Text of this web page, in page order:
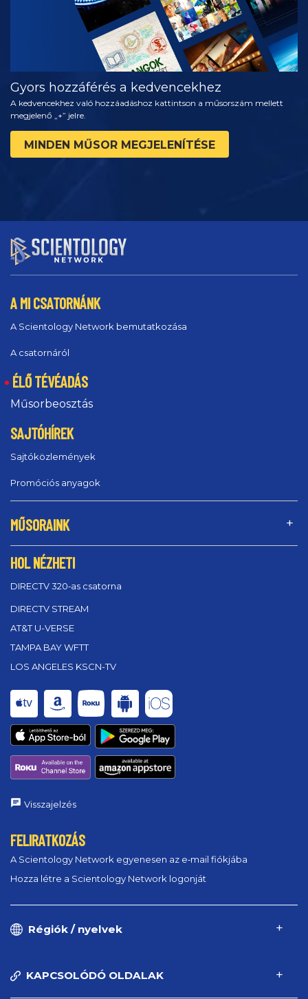
Gyors hozzáférés a kedvencekhez
A kedvencekhez való hozzáadáshoz kattintson a műsorszám mellett
megjelenő „+” jelre.
MINDEN MŰSOR MEGJELENÍTÉSE
A MI CSATORNÁNK
A Scientology Network bemutatkozása
A csatornáról
ÉLŐ TÉVÉADÁS
Műsorbeosztás
SAJTÓHÍREK
Sajtóközlemények
Promóciós anyagok
MŰSORAINK
HOL NÉZHETI
DIRECTV 320‑as csatorna
DIRECTV STREAM
AT&T U-VERSE
TAMPA BAY WFTT
LOS ANGELES KSCN-TV
Visszajelzés
FELIRATKOZÁS
A Scientology Network egyenesen az e‑mail fiókjába
Hozza létre a Scientology Network logonját
Régiók / nyelvek
KAPCSOLÓDÓ OLDALAK